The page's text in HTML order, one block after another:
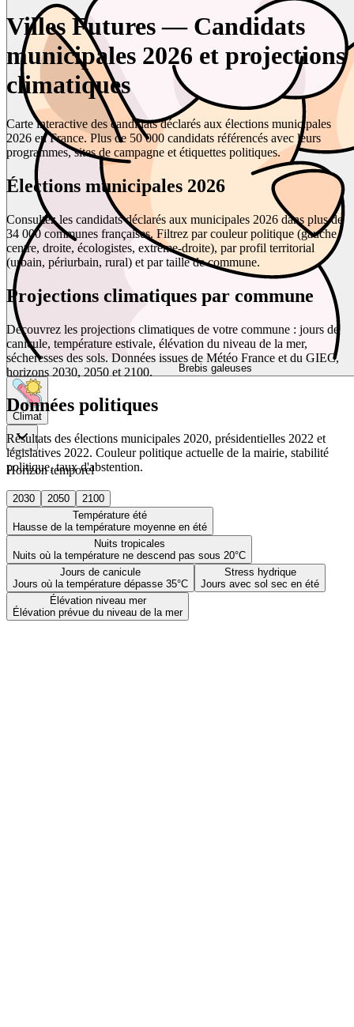
Brebis galeuses
Climat
Horizon temporel
2030 2050
2100
Température été
Hausse de la température moyenne en été
Nuits tropicales
Nuits où la température ne descend pas sous 20°C
Jours de canicule
Jours où la température dépasse 35°C
Stress hydrique
Jours avec sol sec en été
Élévation niveau mer
Élévation prévue du niveau de la mer
Villes Futures — Candidats
municipales 2026 et projections
climatiques
Carte interactive des candidats déclarés aux élections municipales
2026 en France. Plus de 50 000 candidats référencés avec leurs
programmes, sites de campagne et étiquettes politiques.
Élections municipales 2026
Consultez les candidats déclarés aux municipales 2026 dans plus de
34 000 communes françaises. Filtrez par couleur politique (gauche,
centre, droite, écologistes, extrême-droite), par profil territorial
(urbain, périurbain, rural) et par taille de commune.
Projections climatiques par commune
Découvrez les projections climatiques de votre commune : jours de
canicule, température estivale, élévation du niveau de la mer,
sécheresses des sols. Données issues de Météo France et du GIEC,
horizons 2030, 2050 et 2100.
Données politiques
Résultats des élections municipales 2020, présidentielles 2022 et
législatives 2022. Couleur politique actuelle de la mairie, stabilité
politique, taux d'abstention.